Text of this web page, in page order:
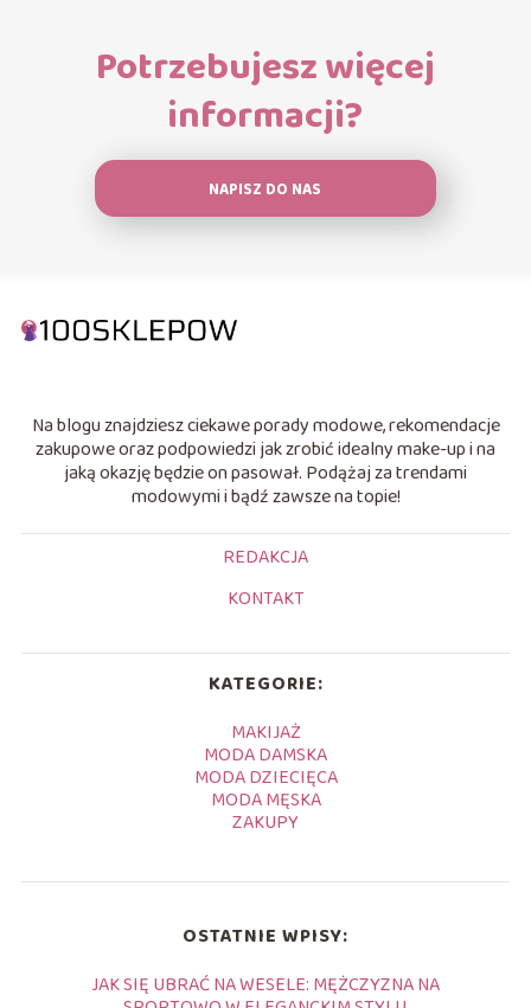
Potrzebujesz więcej
informacji?
NAPISZ DO NAS
Na blogu znajdziesz ciekawe porady modowe, rekomendacje
zakupowe oraz podpowiedzi jak zrobić idealny make-up i na
jaką okazję będzie on pasował. Podążaj za trendami
modowymi i bądź zawsze na topie!
REDAKCJA
KONTAKT
KATEGORIE:
MAKIJAŻ
MODA DAMSKA
MODA DZIECIĘCA
MODA MĘSKA
ZAKUPY
OSTATNIE WPISY:
JAK SIĘ UBRAĆ NA WESELE: MĘŻCZYZNA NA